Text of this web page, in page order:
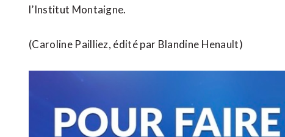
l’Institut Montaigne.
(Caroline Pailliez, édité par Blandine Henault)